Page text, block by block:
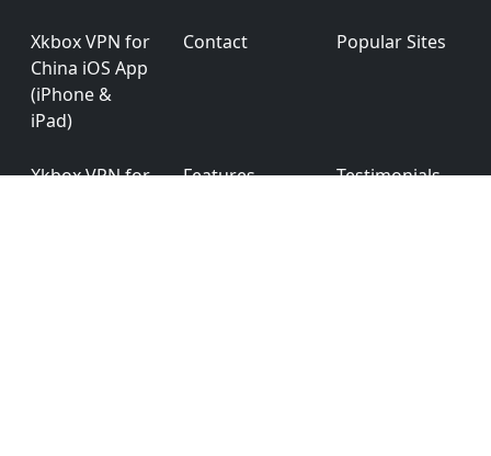
Xkbox VPN for
China iOS App
(iPhone &
iPad)
Contact Popular Sites
Xkbox VPN for
Features Testimonials